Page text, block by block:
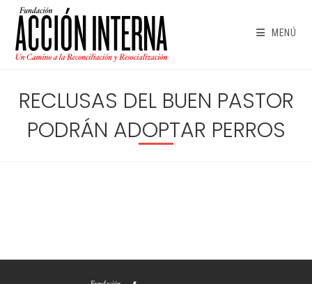
contenido
MENÚ
RECLUSAS DEL BUEN PASTOR
PODRÁN ADOPTAR PERROS